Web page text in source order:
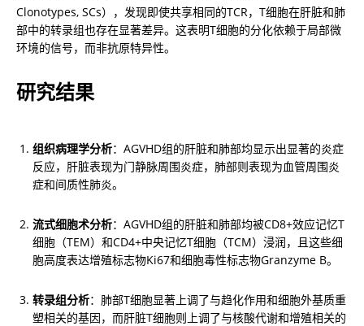
Clonotypes, SCs），发现即使共享相同的TCR，T细胞在肝脏和肺
部中的转录组也存在显著差异。这表明T细胞的分化依赖于局部微
环境的信号，而非抗原特异性。
研究结果
组织病理学分析：AGVHD组的肝脏和肺部均显示出显著的炎症
反应，肝脏表现为门静脉周围炎症，肺部则表现为血管周围炎
症和间质性肺炎。
流式细胞术分析：AGVHD组的肝脏和肺部均被CD8+效应记忆T
细胞（TEM）和CD4+中央记忆T细胞（TCM）浸润，且这些细
胞高度表达增殖标志物Ki67和细胞毒性标志物Granzyme B。
转录组分析：肺部T细胞显著上调了与趋化作用和细胞外基质重
塑相关的基因，而肝脏T细胞则上调了与核酸代谢和增殖相关的